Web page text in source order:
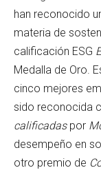
han reconocido
materia de
calificación ESG
Medalla de Oro.
cinco mejores
sido reconocida
calificadaspor
desempeño en
otro premio de